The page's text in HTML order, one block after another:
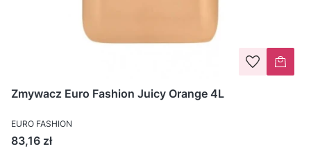
Zmywacz Euro Fashion Juicy Orange 4L
EURO FASHION
Cena
83,16 zł